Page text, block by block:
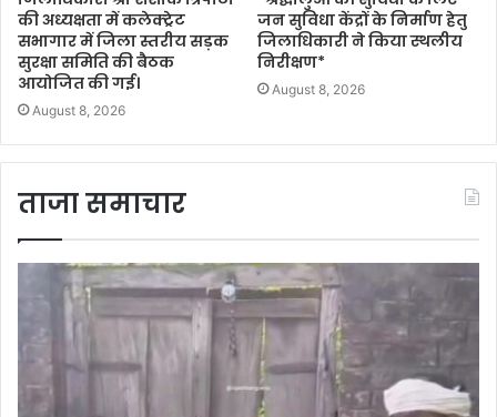
की अध्यक्षता में कलेक्ट्रेट
सभागार में जिला स्तरीय सड़क
सुरक्षा समिति की बैठक
आयोजित की गई।
August 8, 2026
जन सुविधा केंद्रों के निर्माण हेतु
जिलाधिकारी ने किया स्थलीय
निरीक्षण*
August 8, 2026
ताजा समाचार